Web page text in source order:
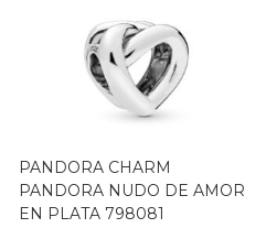
PANDORA CHARM
PANDORA NUDO DE AMOR
EN PLATA 798081